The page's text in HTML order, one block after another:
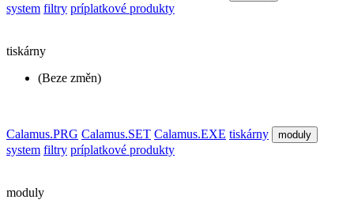
system filtry príplatkové produkty
tiskárny
(Beze změn)
Calamus.PRG Calamus.SET Calamus.EXE tiskárny moduly
system filtry príplatkové produkty
moduly